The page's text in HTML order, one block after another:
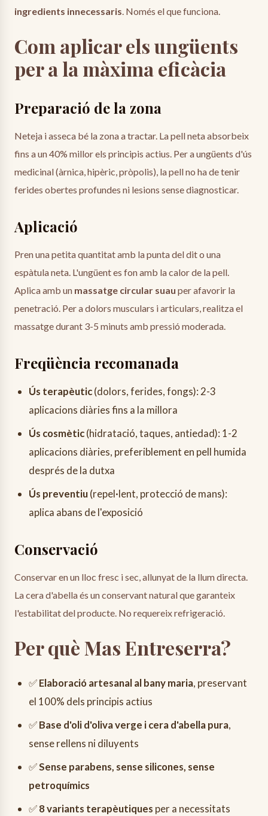
ingredients innecessaris. Només el que funciona.
Com aplicar els ungüents
per a la màxima eficàcia
Preparació de la zona
Neteja i asseca bé la zona a tractar. La pell neta absorbeix
fins a un 40% millor els principis actius. Per a ungüents d'ús
medicinal (àrnica, hipèric, pròpolis), la pell no ha de tenir
ferides obertes profundes ni lesions sense diagnosticar.
Aplicació
Pren una petita quantitat amb la punta del dit o una
espàtula neta. L'ungüent es fon amb la calor de la pell.
Aplica amb un massatge circular suau per afavorir la
penetració. Per a dolors musculars i articulars, realitza el
massatge durant 3-5 minuts amb pressió moderada.
Freqüència recomanada
Ús terapèutic(dolors, ferides, fongs): 2-3
aplicacions diàries fins a la millora
Ús cosmètic(hidratació, taques, antiedad): 1-2
aplicacions diàries, preferiblement en pell humida
després de la dutxa
Ús preventiu(repel·lent, protecció de mans):
aplica abans de l'exposició
Conservació
Conservar en un lloc fresc i sec, allunyat de la llum directa.
La cera d'abella és un conservant natural que garanteix
l'estabilitat del producte. No requereix refrigeració.
Per què Mas Entreserra?
✅Elaboració artesanal al bany maria, preservant
el 100% dels principis actius
✅Base d'oli d'oliva verge i cera d'abella pura,
sense rellens ni diluyents
✅Sense parabens, sense silicones, sense
petroquímics
✅8 variants terapèutiques per a necessitats